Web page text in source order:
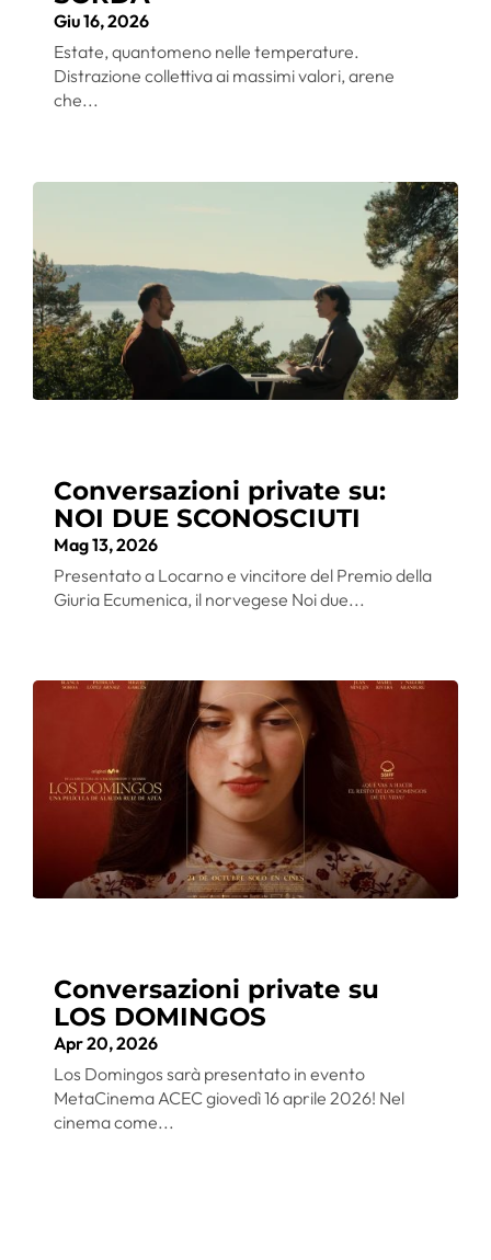
Giu 16, 2026
Estate, quantomeno nelle temperature.
Distrazione collettiva ai massimi valori, arene
che...
Conversazioni private su:
NOI DUE SCONOSCIUTI
Mag 13, 2026
Presentato a Locarno e vincitore del Premio della
Giuria Ecumenica, il norvegese Noi due...
Conversazioni private su
LOS DOMINGOS
Apr 20, 2026
Los Domingos sarà presentato in evento
MetaCinema ACEC giovedì 16 aprile 2026! Nel
cinema come...